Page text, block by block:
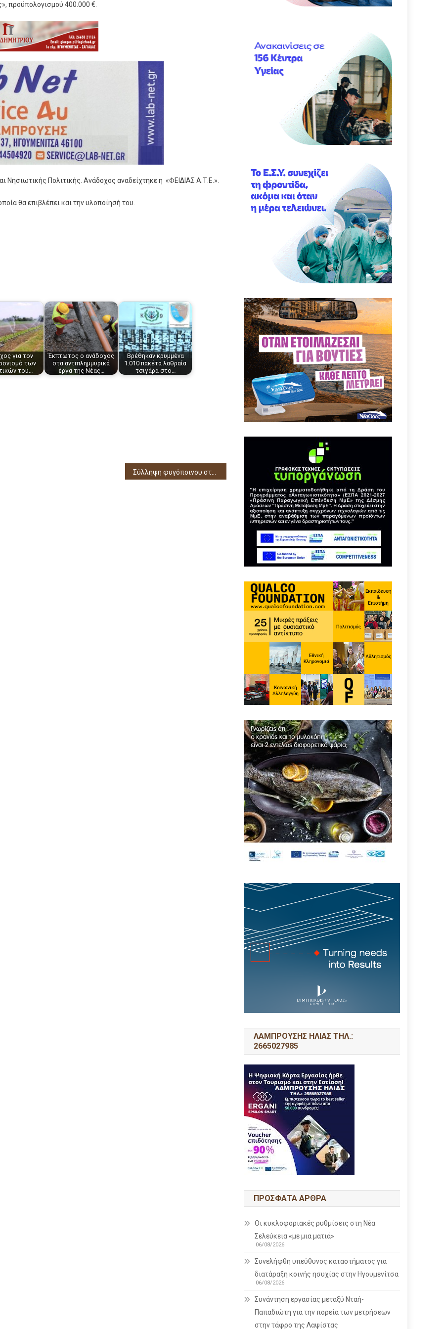
προϋπολογισμού 400.000 €.
Νησιωτικής Πολιτικής. Ανάδοχος αναδείχτηκε η «ΦΕΙΔΙΑΣ Α.Τ.Ε.».
θα επιβλέπει και την υλοποίησή του.
για τον
των
του…
Έκπτωτος ο ανάδοχος
στα αντιπλημμυρικά
έργα της Νέας…
Βρέθηκαν κρυμμένα
1.010 πακέτα λαθραία
τσιγάρα στο…
ΛΑΜΠΡΟΥΣΗΣ ΗΛΙΑΣ ΤΗΛ.:
2665027985
ΠΡΌΣΦΑΤΑ ΆΡΘΡΑ
Οι κυκλοφοριακές ρυθμίσεις στη Νέα
Σελεύκεια «με μια ματιά»
06/08/2026
Συνελήφθη υπεύθυνος καταστήματος για
διατάραξη κοινής ησυχίας στην Ηγουμενίτσα
06/08/2026
Συνάντηση εργασίας μεταξύ Νταή-
Παπαδιώτη για την πορεία των μετρήσεων
στην τάφρο της Λαψίστας